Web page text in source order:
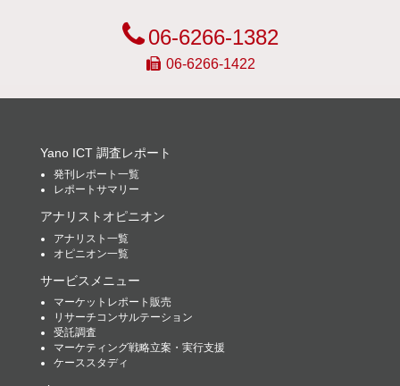
06-6266-1382
06-6266-1422
Yano ICT 調査レポート
発刊レポート一覧
レポートサマリー
アナリストオピニオン
アナリスト一覧
オピニオン一覧
サービスメニュー
マーケットレポート販売
リサーチコンサルテーション
受託調査
マーケティング戦略立案・実行支援
ケーススタディ